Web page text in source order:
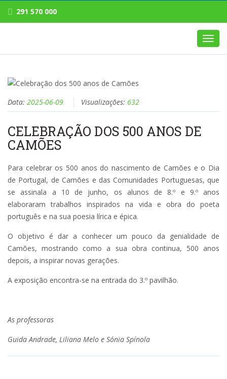
291 570 000
Data: 2025-06-09 Visualizações: 632
CELEBRAÇÃO DOS 500 ANOS DE
CAMÕES
Para celebrar os 500 anos do nascimento de Camões e o Dia
de Portugal, de Camões e das Comunidades Portuguesas, que
se assinala a 10 de junho, os alunos de 8.º e 9.º anos
elaboraram trabalhos inspirados na vida e obra do poeta
português e na sua poesia lírica e épica.
O objetivo é dar a conhecer um pouco da genialidade de
Camões, mostrando como a sua obra continua, 500 anos
depois, a inspirar novas gerações.
A exposição encontra-se na entrada do 3.º pavilhão.
As professoras
Guida Andrade, Liliana Melo e Sónia Spínola